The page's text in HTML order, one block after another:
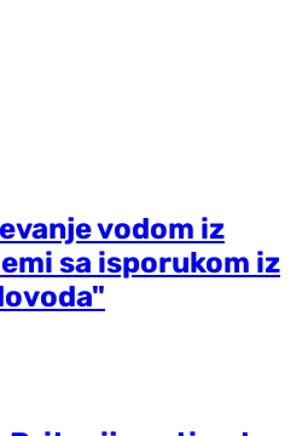
vodom iz
sa isporukom iz